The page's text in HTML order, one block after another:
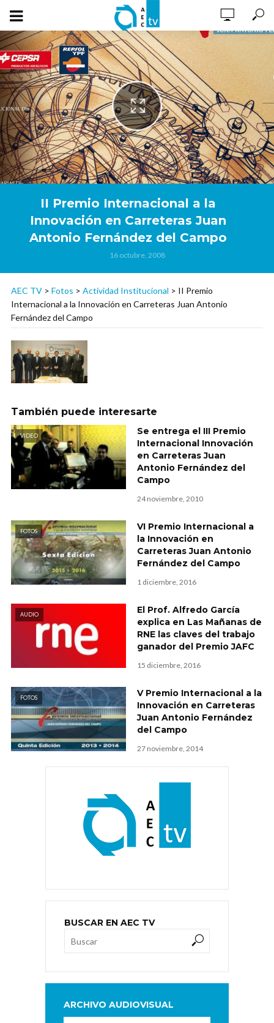
II Premio Internacional a la
Innovación en Carreteras Juan
Antonio Fernández del Campo
16 octubre, 2008
AEC TV > Fotos > Actividad Institucional > II Premio
Internacional a la Innovación en Carreteras Juan Antonio
Fernández del Campo
También puede interesarte
VIDEO
Se entrega el III Premio
Internacional Innovación
en Carreteras Juan
Antonio Fernández del
Campo
24 noviembre, 2010
FOTOS
VI Premio Internacional a
la Innovación en
Carreteras Juan Antonio
Fernández del Campo
1 diciembre, 2016
AUDIO
El Prof. Alfredo García
explica en Las Mañanas de
RNE las claves del trabajo
ganador del Premio JAFC
15 diciembre, 2016
FOTOS
V Premio Internacional a la
Innovación en Carreteras
Juan Antonio Fernández
del Campo
27 noviembre, 2014
BUSCAR EN AEC TV
ARCHIVO AUDIOVISUAL